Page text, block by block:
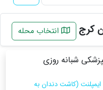
کرج انتخاب محله
شبانه روزی
(کاشت دندان به